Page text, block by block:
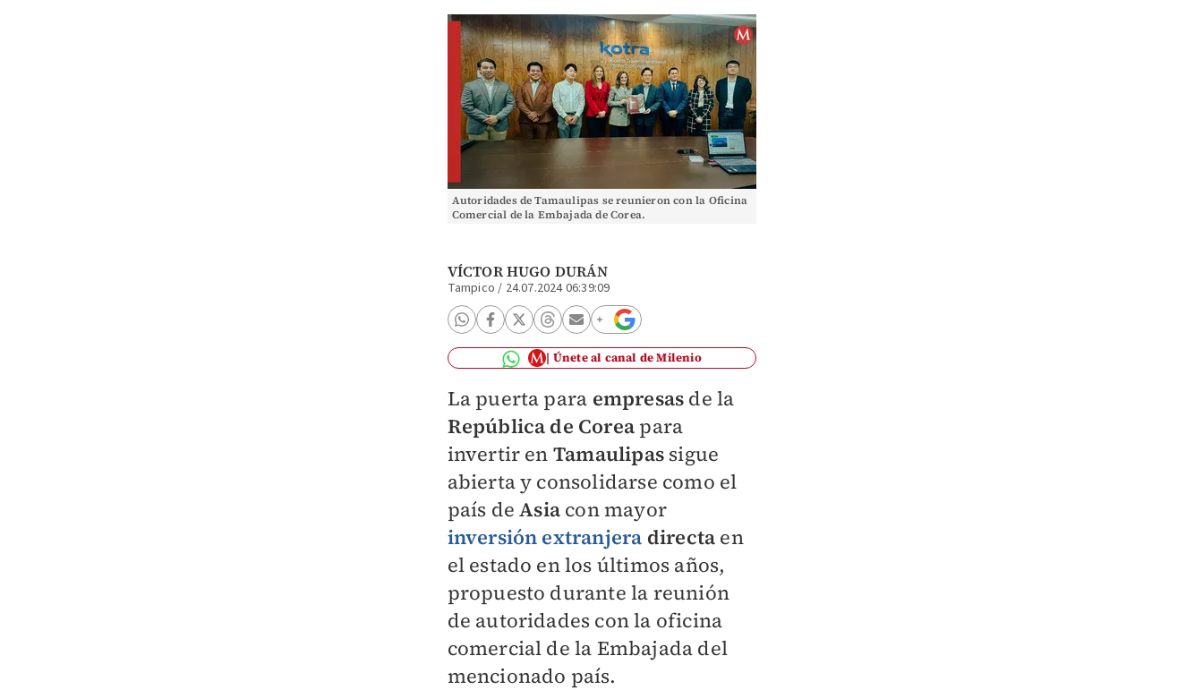
Autoridades de Tamaulipas se reunieron con la Oficina
Comercial de la Embajada de Corea.
VÍCTOR HUGO DURÁN
Tampico / 24.07.2024 06:39:09
Únete al canal de Milenio
La puerta para empresas de la
República de Corea para
invertir en Tamaulipassigue
abierta y consolidarse como el
país deAsiacon mayor
inversión extranjera directa en
el estado en los últimos años,
propuesto durante la reunión
de autoridades con la oficina
comercial de la Embajada del
mencionado país.